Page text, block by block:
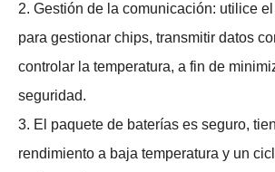
2. Gestión de la comunicación: utilice el
para gestionar chips, transmitir datos
controlar la temperatura, a fin de
seguridad.
3. El paquete de baterías es seguro,
rendimiento a baja temperatura y un